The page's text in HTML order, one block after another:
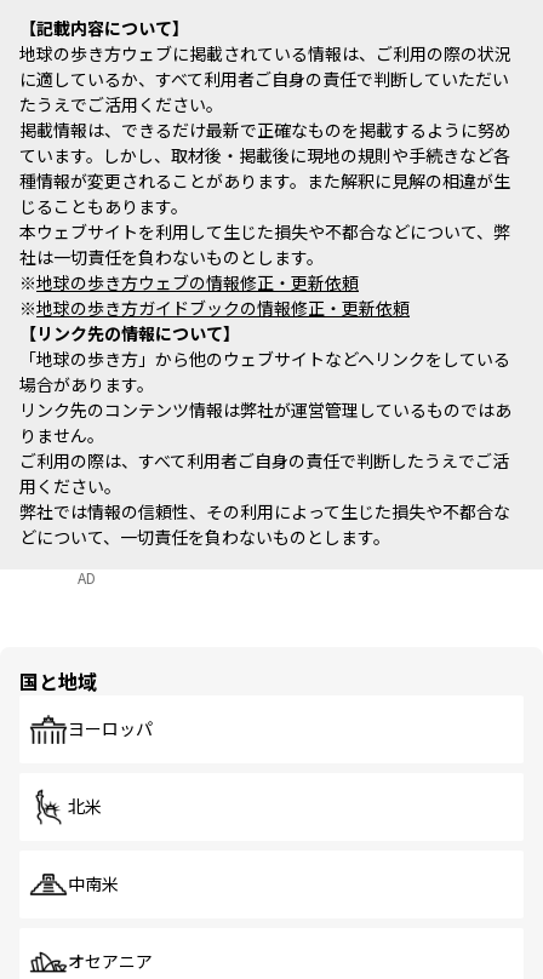
記載内容について
地球の歩き方ウェブに掲載されている情報は、ご利用の際の状況
に適しているか、すべて利用者ご自身の責任で判断していただい
たうえでご活用ください。
掲載情報は、できるだけ最新で正確なものを掲載するように努め
ています。しかし、取材後・掲載後に現地の規則や手続きなど各
種情報が変更されることがあります。また解釈に見解の相違が生
じることもあります。
本ウェブサイトを利用して生じた損失や不都合などについて、弊
社は一切責任を負わないものとします。
※地球の歩き方ウェブの情報修正・更新依頼
※地球の歩き方ガイドブックの情報修正・更新依頼
リンク先の情報について
「地球の歩き方」から他のウェブサイトなどへリンクをしている
場合があります。
リンク先のコンテンツ情報は弊社が運営管理しているものではあ
りません。
ご利用の際は、すべて利用者ご自身の責任で判断したうえでご活
用ください。
弊社では情報の信頼性、その利用によって生じた損失や不都合な
どについて、一切責任を負わないものとします。
AD
国と地域
ヨーロッパ
北米
中南米
オセアニア